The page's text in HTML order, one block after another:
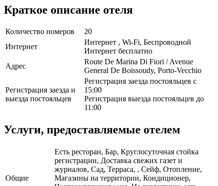
Краткое описание отеля
Количество номеров
20
Интернет
Интернет , Wi-Fi, Беспроводной
Интернет бесплатно
Адрес
Route De Marina Di Fiori / Avenue
General De Boissoudy, Porto-Vecchio
Регистрация заезда и
выезда постояльцев
Регистрация заезда постояльцев с
15:00
Регистрация выезда постояльцев до
11:00
Услуги, предоставляемые отелем
Общие
Есть ресторан, Бар, Круглосуточная стойка
регистрации, Доставка свежих газет и
журналов, Сад, Терраса, , Сейф, Отопление,
Магазины на территории, Кондиционер,